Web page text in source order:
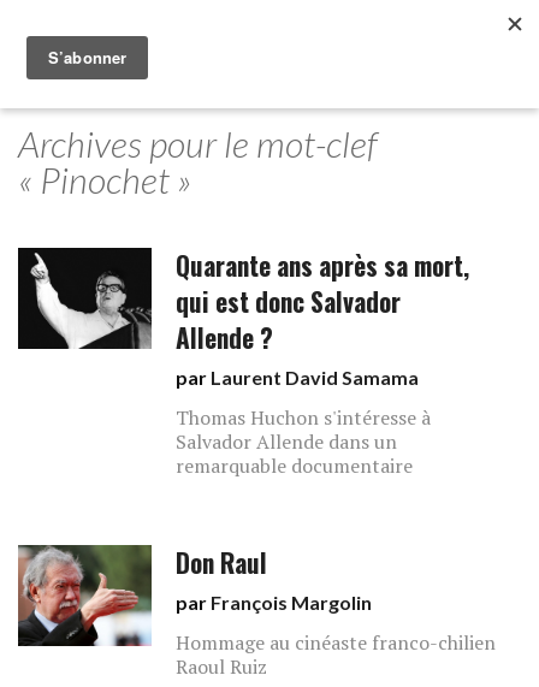
Archives pour le mot-clef
« Pinochet »
Quarante ans après sa mort,
qui est donc Salvador
Allende ?
par Laurent David Samama
Thomas Huchon s'intéresse à
Salvador Allende dans un
remarquable documentaire
Don Raul
par François Margolin
Hommage au cinéaste franco-chilien
Raoul Ruiz